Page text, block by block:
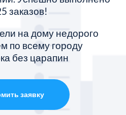
заказов!
на дому недорого
по всему городу
без царапин
заявку